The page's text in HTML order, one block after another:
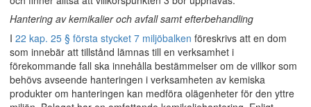
Hantering av kemikalier och avfall samt efterbehandling
I 22 kap. 25 § första stycket 7 miljöbalken föreskrivs att en dom
som innebär att tillstånd lämnas till en verksamhet i
förekommande fall ska innehålla bestämmelser om de villkor som
behövs avseende hanteringen i verksamheten av kemiska
produkter om hanteringen kan medföra olägenheter för den yttre